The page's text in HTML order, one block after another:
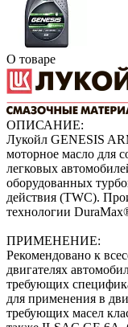
О товаре
ОПИСАНИЕ:
Лукойл GENESIS
моторное масло для
легковых
оборудованных
действия (TWC).
технологии
ПРИМЕНЕНИЕ:
Рекомендовано к
двигателях
требующих
для применения в
требующих масел